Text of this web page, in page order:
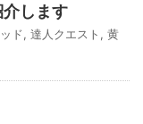
します
ド, 達人クエスト , 黄